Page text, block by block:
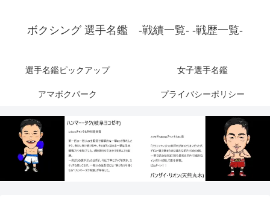
ボクシング 選手名鑑 -戦績一覧- -戦歴一覧-
選手名鑑ピックアップ 女子選手名鑑
アマボクパーク プライバシーポリシー